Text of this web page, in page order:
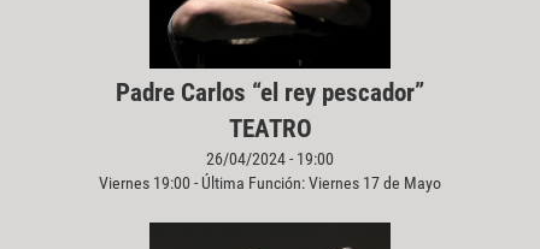
Padre Carlos “el rey pescador”
TEATRO
26/04/2024 - 19:00
Viernes 19:00 - Última Función: Viernes 17 de Mayo